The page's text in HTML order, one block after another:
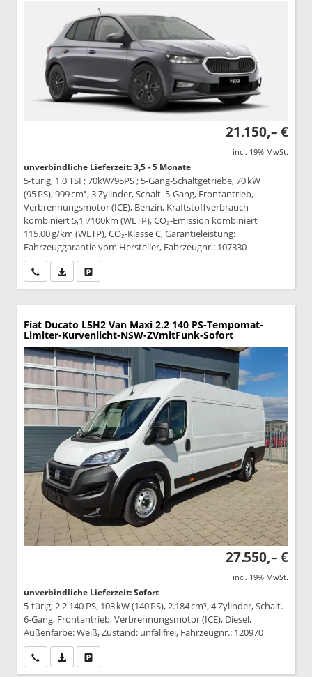
21.150,– €
incl. 19% MwSt.
unverbindliche Lieferzeit: 3,5 - 5 Monate
5-türig, 1.0 TSI ; 70kW/95PS ; 5-Gang-Schaltgetriebe, 70 kW
(95 PS), 999 cm³, 3 Zylinder, Schalt. 5-Gang, Frontantrieb,
Verbrennungsmotor (ICE), Benzin, Kraftstoffverbrauch
kombiniert 5,1 l/100km (WLTP), CO₂-Emission kombiniert
115.00 g/km (WLTP), CO₂-Klasse C, Garantieleistung:
Fahrzeuggarantie vom Hersteller, Fahrzeugnr.: 107330
Wir rufen Sie anPDF-Datei, Fahrzeugexposé drucken
Fiat Ducato L5H2 Van Maxi 2.2 140 PS-Tempomat-
Limiter-Kurvenlicht-NSW-ZVmitFunk-Sofort
27.550,– €
incl. 19% MwSt.
unverbindliche Lieferzeit: Sofort
5-türig, 2.2 140 PS, 103 kW (140 PS), 2.184 cm³, 4 Zylinder, Schalt.
6-Gang, Frontantrieb, Verbrennungsmotor (ICE), Diesel,
Außenfarbe: Weiß, Zustand: unfallfrei, Fahrzeugnr.: 120970
Wir rufen Sie anPDF-Datei, Fahrzeugexposé drucken